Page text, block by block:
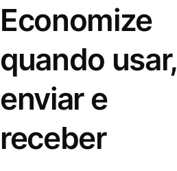
Economize
quando usar,
enviar e
receber